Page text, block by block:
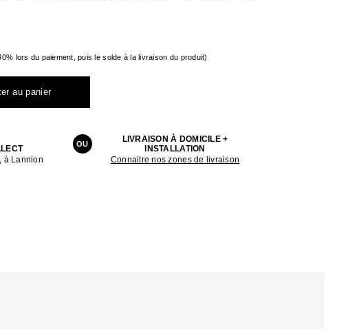
lors du paiement, puis le solde à la livraison du produit)
au panier
à Lannion
LIVRAISON À DOMICILE +
INSTALLATION
Connaitre nos zones de livraison
OU